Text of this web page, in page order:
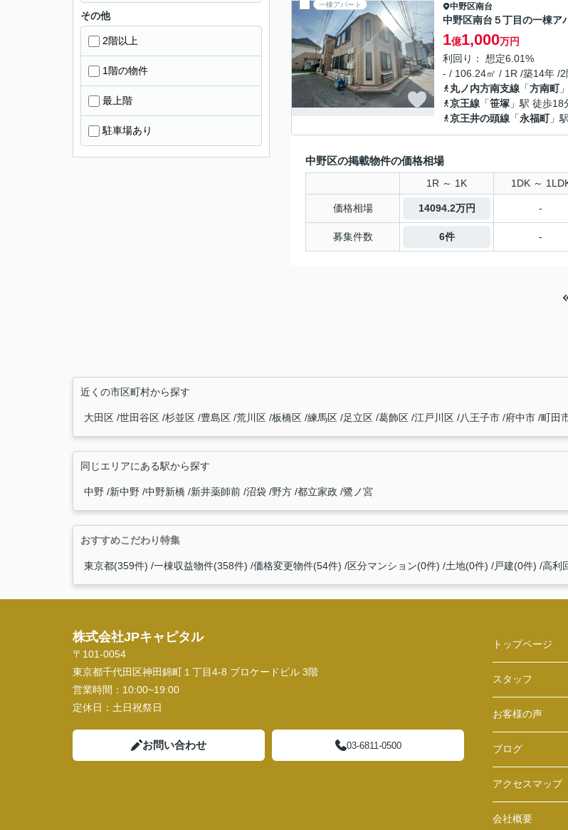
一棟アパート 中野区南台
中野区南台５丁目の一棟ア
1億1,000万円
利回り： 想定6.01%
- / 106.24㎡ / 1R /築14年 /2
丸ノ内方南支線 「方南町
京王線 「笹塚 」駅 徒歩18
京王井の頭線 「永福町」
中野区の掲載物件の価格相場
1R ～ 1K 1DK ～
価格相場 14094.2万円 -
募集件数 6件 -
その他
2階以上
1階の物件
最上階
駐車場あり
近くの市区町村から探す
大田区 世田谷区 杉並区 豊島区 荒川区 板橋区 練馬区 足立区 葛飾区 江戸川区 八王子市 府中市 町田
同じエリアにある駅から探す
中野 新中野 中野新橋 新井薬師前 沼袋 野方 都立家政 鷺ノ宮
おすすめこだわり特集
東京都(359件) 一棟収益物件(358件) 価格変更物件(54件) 区分マンション(0件) 土地(0件) 戸建(0件) 高利
株式会社JPキャピタル
〒101-0054
東京都千代田区神田錦町１丁目4-8 ブロケードビル 3階
営業時間： 10:00~19:00
定休日： 土日祝祭日
お問い合わせ 03-6811-0500
トップページ
スタッフ
お客様の声
ブログ
アクセスマップ
会社概要